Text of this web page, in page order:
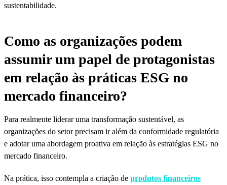
sustentabilidade.
Como as organizações podem
assumir um papel de protagonistas
em relação às práticas ESG no
mercado financeiro?
Para realmente liderar uma transformação sustentável, as
organizações do setor precisam ir além da conformidade regulatória
e adotar uma abordagem proativa em relação às estratégias ESG no
mercado financeiro.
Na prática, isso contempla a criação de produtos financeiros